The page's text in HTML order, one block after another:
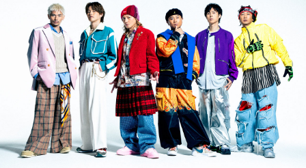
PROFILE
MOVIE
LINE
YouTube
BLOG
Facebook
Twitter